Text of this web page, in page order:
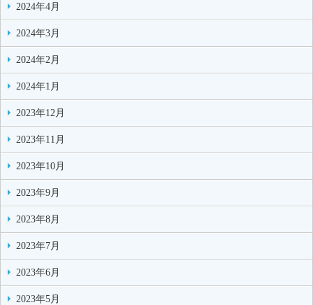
2024年4月
2024年3月
2024年2月
2024年1月
2023年12月
2023年11月
2023年10月
2023年9月
2023年8月
2023年7月
2023年6月
2023年5月